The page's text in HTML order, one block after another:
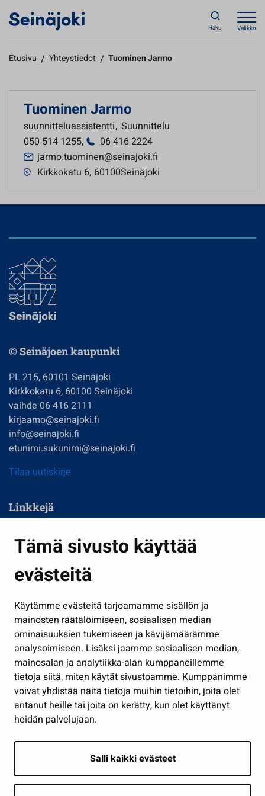
Tämä sivusto käyttää
evästeitä
Käytämme evästeitä tarjoamamme sisällön ja
mainosten räätälöimiseen, sosiaalisen median
ominaisuuksien tukemiseen ja kävijämäärämme
analysoimiseen. Lisäksi jaamme sosiaalisen median,
mainosalan ja analytiikka-alan kumppaneillemme
tietoja siitä, miten käytät sivustoamme. Kumppanimme
voivat yhdistää näitä tietoja muihin tietoihin, joita olet
antanut heille tai joita on kerätty, kun olet käyttänyt
heidän palvelujaan.
Salli kaikki evästeet
Haku Valikko
Etusivu / Yhteystiedot / Tuominen Jarmo
Tuominen Jarmo
suunnitteluassistentti, Suunnittelu
050 514 1255,
06 416 2224
jarmo.tuominen@seinajoki.fi
Kirkkokatu 6, 60100Seinäjoki
© Seinäjoen kaupunki
PL 215, 60101 Seinäjoki
Kirkkokatu 6, 60100 Seinäjoki
vaihde 06 416 2111
kirjaamo@seinajoki.fi
info@seinajoki.fi
etunimi.sukunimi@seinajoki.fi
Tilaa uutiskirje
Linkkejä
Kasvatus ja opetus
Kulttuuri ja liikunta
Työ ja yrittäminen
Osallistu ja asioi
Näytä omat evästeasetukseni
Seuraa meitä